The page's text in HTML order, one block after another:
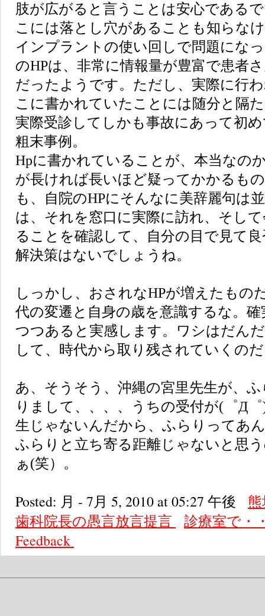
肢が広がると言うことは安心である
こには落とし穴があることも知らな
インプラントの使い回しで問題にな
のHPは、非常に情報量が豊富で患者
だったようです。ただし、実際に行
こに書かれていたことには随分と隔
実際受診してしかも事故にあって初
粗末事例。
Hpに書かれていることが、本当なの
が長ければ長いほど疑ってかかるも
も、自院のHPにそんなに美辞麗句は
は、それを窓口に実際に訪れ、そし
ることを確認して、自分の目で見て
解決策はないでしょうね。
しっかし、おされなHPが増えたもの
代の変遷と自身の歳を意識するな。
つつあると実感します。ワシはだん
して、時代から取り残されていくの
あ、そうそう、沖縄の宮里先生が、
りまして、、、、うちの受付が(゜Д
生じゃないんだから、ふらりってあ
ふらりと立ち寄る距離じゃないと思
ぁ(笑）。
Posted: 月 - 7月 5, 2010 at 05:27 午後
歯科院長の愚言放言提言
診療室で・
Feedback